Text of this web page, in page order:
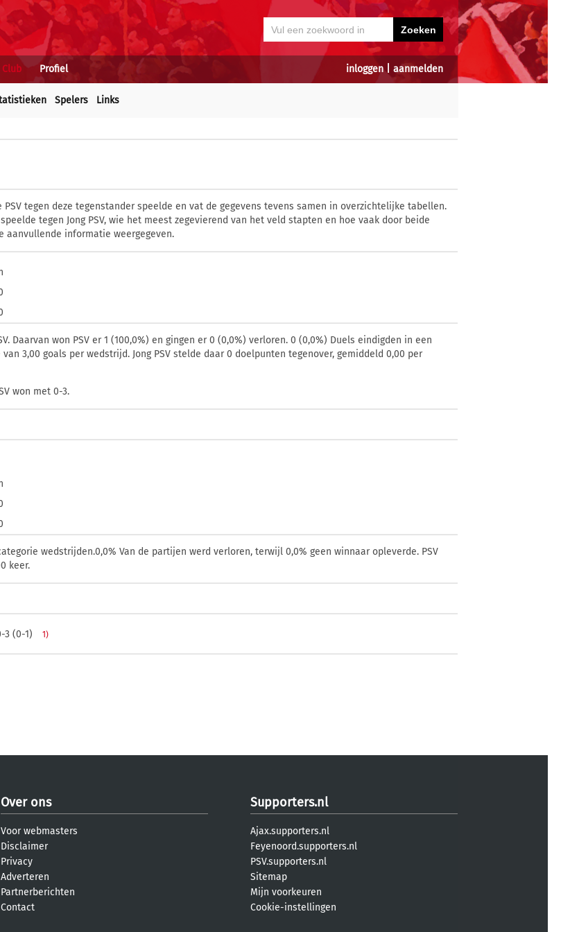
inloggen| aanmelden
Club Profiel
Spelers Links
tegen deze tegenstander speelde en vat de gegevens tevens samen in overzichtelijke tabellen.
tegen Jong PSV, wie het meest zegevierend van het veld stapten en hoe vaak door beide
aanvullende informatie weergegeven.
Daarvan won PSV er 1 (100,0%) en gingen er 0 (0,0%) verloren. 0 (0,0%) Duels eindigden in een
3,00 goals per wedstrijd. Jong PSV stelde daar 0 doelpunten tegenover, gemiddeld 0,00 per
won met 0-3.
wedstrijden.0,0% Van de partijen werd verloren, terwijl 0,0% geen winnaar opleverde. PSV
keer.
3 (0-1) 1)
Over ons
Voor webmasters
Disclaimer
Privacy
Adverteren
Partnerberichten
Contact
Supporters.nl
Ajax.supporters.nl
Feyenoord.supporters.nl
PSV.supporters.nl
Sitemap
Mijn voorkeuren
Cookie-instellingen